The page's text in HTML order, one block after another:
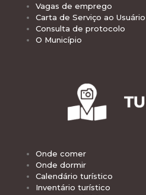
Vagas de emprego
Carta de Serviço ao Usuário
Consulta de protocolo
O Município
Onde comer
Onde dormir
Calendário turístico
Inventário turístico